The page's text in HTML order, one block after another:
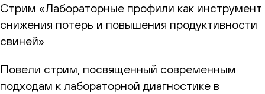
Стрим «Лабораторные профили как инструмент
снижения потерь и повышения продуктивности
свиней»
Повели стрим, посвященный современным
подходам к лабораторной диагностике в